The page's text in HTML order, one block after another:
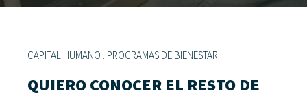
CAPITAL HUMANO . PROGRAMAS DE BIENESTAR
QUIERO CONOCER EL RESTO DE